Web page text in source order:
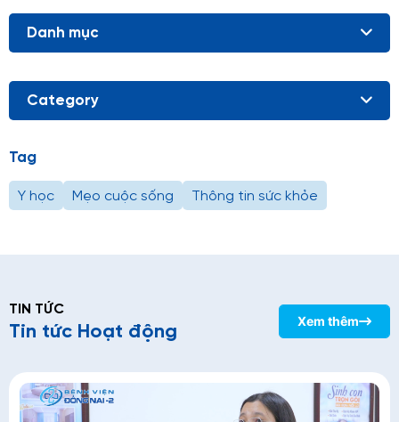
Danh mục
Category
Tag
Y học Mẹo cuộc sống Thông tin sức khỏe
TIN TỨC
Tin tức Hoạt động
Xem thêm